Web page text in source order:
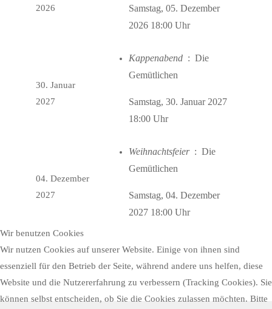
2026
Samstag, 05. Dezember
2026 18:00 Uhr
30. Januar
2027
Kappenabend : Die
Gemütlichen
Samstag, 30. Januar 2027
18:00 Uhr
04. Dezember
2027
Weihnachtsfeier: Die
Gemütlichen
Samstag, 04. Dezember
2027 18:00 Uhr
Wir benutzen Cookies
Wir nutzen Cookies auf unserer Website. Einige von ihnen sind
essenziell für den Betrieb der Seite, während andere uns helfen, diese
Website und die Nutzererfahrung zu verbessern (Tracking Cookies). Sie
können selbst entscheiden, ob Sie die Cookies zulassen möchten. Bitte